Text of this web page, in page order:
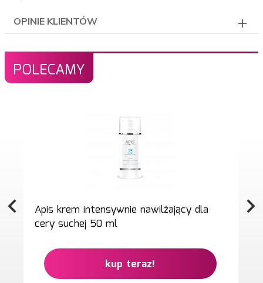
OPINIE KLIENTÓW
POLECAMY
Apis krem intensywnie nawilżający dla
cery suchej 50 ml
kup teraz!